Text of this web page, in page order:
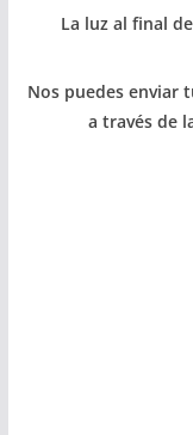
La luz al final
Nos puedes enviar
a través de